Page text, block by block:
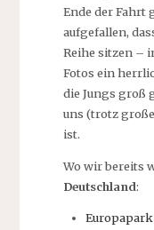
Ende der Fahrt
aufgefallen,
Reihe sitzen –
Fotos ein
die Jungs groß
uns (trotz
ist.
Wo wir bereits
Deutschland:
Europapark